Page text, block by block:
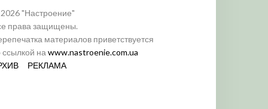
"Настроение"
права защищены.
материалов приветствуется
ссылкой на www.nastroenie.com.ua
РЕКЛАМА